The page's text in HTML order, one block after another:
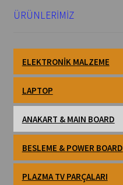
ÜRÜNLERİMİZ
ELEKTRONIK MALZEME
LAPTOP
ANAKART & MAIN BOARD
BESLEME & POWER BOARD
PLAZMA TV PARÇALARI